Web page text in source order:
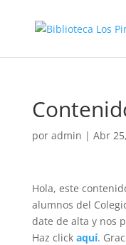
por admin | Abr
Hola, este
alumnos del
date de alta y nos
Haz click aquí.